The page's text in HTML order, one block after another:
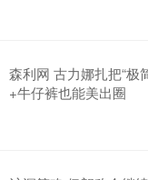
森利网 古力娜扎把“极
+牛仔裤也能美出圈